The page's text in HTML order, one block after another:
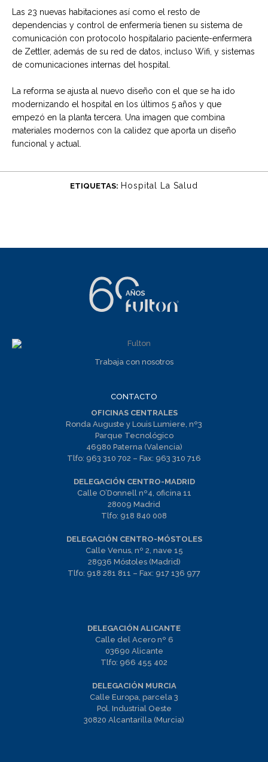
Las 23 nuevas habitaciones así como el resto de
dependencias y control de enfermería tienen su sistema de
comunicación con protocolo hospitalario paciente-enfermera
de Zettler, además de su red de datos, incluso Wifi, y sistemas
de comunicaciones internas del hospital.
La reforma se ajusta al nuevo diseño con el que se ha ido
modernizando el hospital en los últimos 5 años y que
empezó en la planta tercera. Una imagen que combina
materiales modernos con la calidez que aporta un diseño
funcional y actual.
ETIQUETAS: Hospital La Salud
Trabaja con nosotros
CONTACTO
OFICINAS CENTRALES
Ronda Auguste y Louis Lumiere, nº3
Parque Tecnológico
46980 Paterna (Valencia)
Tlfo: 963 310 702 – Fax: 963 310 716
DELEGACIÓN CENTRO-MADRID
Calle O’Donnell nº4, oficina 11
28009 Madrid
Tlfo: 918 840 008
DELEGACIÓN CENTRO-MÓSTOLES
Calle Venus, nº 2, nave 15
28936 Móstoles (Madrid)
Tlfo: 918 281 811 – Fax: 917 136 977
DELEGACIÓN ALICANTE
Calle del Acero nº 6
03690 Alicante
Tlfo: 966 455 402
DELEGACIÓN MURCIA
Calle Europa, parcela 3
Pol. Industrial Oeste
30820 Alcantarilla (Murcia)